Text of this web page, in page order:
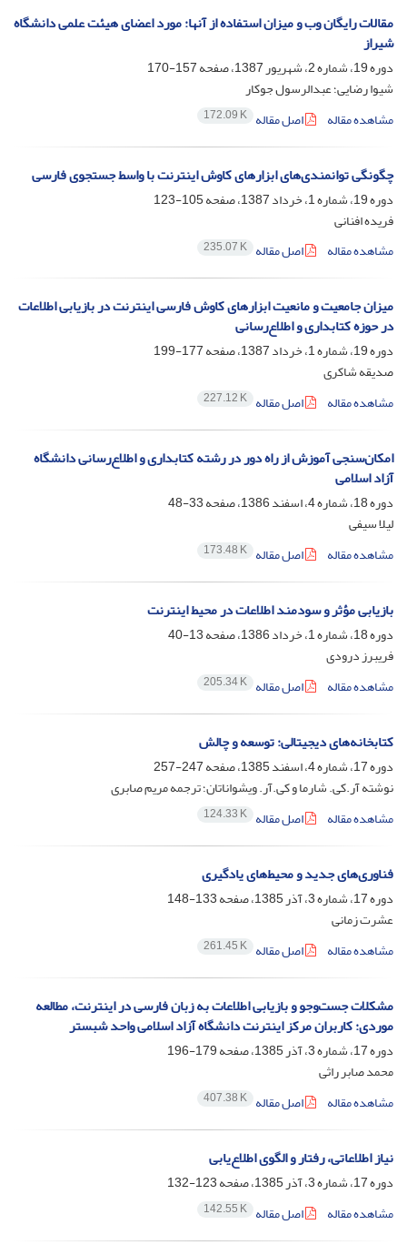
مقالات رایگان وب و میزان استفاده از آنها: مورد اعضای هیئت علمی دانشگاه
شیراز
دوره 19، شماره 2، شهریور 1387، صفحه
157-170
شیوا رضایی؛ عبدالرسول جوکار
مشاهده مقاله
اصل مقاله 172.09 K
چگونگی توانمندی‌های ابزارهای کاوش اینترنت با واسط جستجوی فارسی
دوره 19، شماره 1، خرداد 1387، صفحه
105-123
فریده افنانی
مشاهده مقاله
اصل مقاله 235.07 K
میزان جامعیت و مانعیت ابزارهای کاوش فارسی اینترنت در بازیابی اطلاعات
در حوزه کتابداری و اطلاع‌رسانی
دوره 19، شماره 1، خرداد 1387، صفحه
177-199
صدیقه شاکری
مشاهده مقاله
اصل مقاله 227.12 K
امکان‌سنجی آموزش از راه دور در رشته کتابداری و اطلاع‌رسانی دانشگاه
آزاد اسلامی
دوره 18، شماره 4، اسفند 1386، صفحه
33-48
لیلا سیفی
مشاهده مقاله
اصل مقاله 173.48 K
بازیابی مؤثر و سودمند اطلاعات در محیط اینترنت
دوره 18، شماره 1، خرداد 1386، صفحه
13-40
فریبرز درودی
مشاهده مقاله
اصل مقاله 205.34 K
کتابخانه‌های دیجیتالی: توسعه و چالش
دوره 17، شماره 4، اسفند 1385، صفحه
247-257
نوشته آر.کی. شارما و کی.آر. ویشواناتان؛ ترجمه مریم صابری
مشاهده مقاله
اصل مقاله 124.33 K
فناوری‌های جدید و محیط‌های یادگیری
دوره 17، شماره 3، آذر 1385، صفحه
133-148
عشرت زمانی
مشاهده مقاله
اصل مقاله 261.45 K
مشکلات جست‌و‌جو و بازیابی اطلاعات به زبان فارسی در اینترنت، مطالعه
موردی: کاربران مرکز اینترنت دانشگاه آزاد اسلامی واحد شبستر
دوره 17، شماره 3، آذر 1385، صفحه
179-196
محمد صابر راثی
مشاهده مقاله
اصل مقاله 407.38 K
نیاز اطلاعاتی، رفتار و الگوی اطلاع‌یابی
دوره 17، شماره 3، آذر 1385، صفحه
123-132
مشاهده مقاله
اصل مقاله 142.55 K